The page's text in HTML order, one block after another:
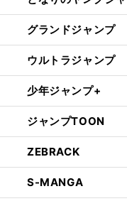
グランドジャンプ
ウルトラジャンプ
少年ジャンプ+
ジャンプTOON
ZEBRACK
S-MANGA